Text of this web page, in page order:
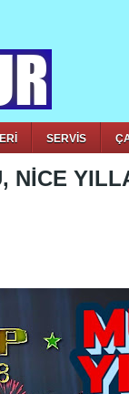
SERVİS
NİCE